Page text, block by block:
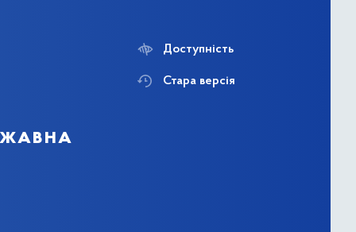
Доступність
Стара версія